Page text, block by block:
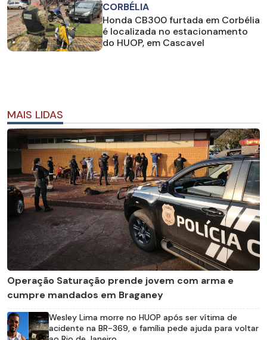
CORBÉLIA
Honda CB300 furtada em Corbélia
é localizada no estacionamento
do HUOP, em Cascavel
MAIS LIDAS
Operação Saturação prende jovem com arma e
cumpre mandados em Braganey
Wesley Lima morre no HUOP após ser vítima de
acidente na BR-369, e família pede ajuda para voltar